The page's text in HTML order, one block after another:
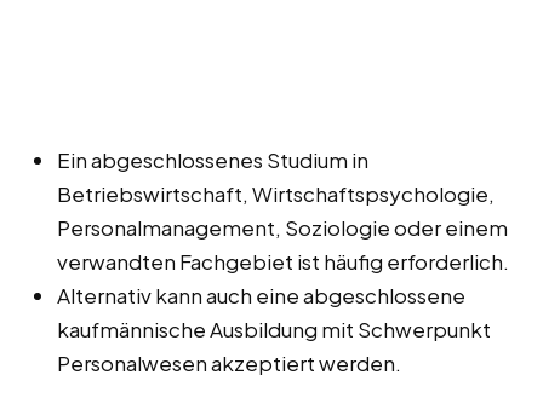
Ein abgeschlossenes Studium in
Betriebswirtschaft, Wirtschaftspsychologie,
Personalmanagement, Soziologie oder einem
verwandten Fachgebiet ist häufig erforderlich.
Alternativ kann auch eine abgeschlossene
kaufmännische Ausbildung mit Schwerpunkt
Personalwesen akzeptiert werden.